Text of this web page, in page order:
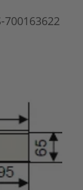
700163622